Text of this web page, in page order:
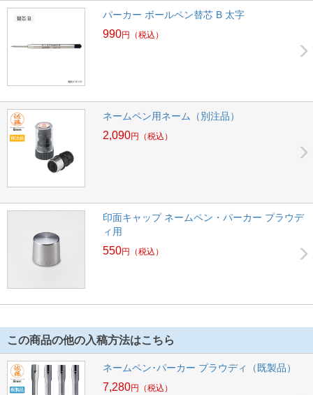
パーカー ボールペン替芯 B 太字
990円 （税込）
ネームペン用ネーム（別注品）
2,090円 （税込）
印面キャップ ネームペン・パーカー プラウデ
ィ用
550円 （税込）
この商品の他の入稿方法はこちら
ネームペン･パーカー プラウディ（既製品）
7,280円 （税込）